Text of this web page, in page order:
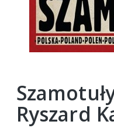
Ryszard